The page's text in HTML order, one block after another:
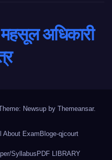
अधिकारी
Newsup by Themeansar.
About ExamBloge-qjcourt
SyllabusPDF LIBRARY